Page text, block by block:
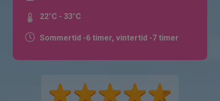
22°C - 33°C
Sommertid -6 timer, vintertid -7 timer